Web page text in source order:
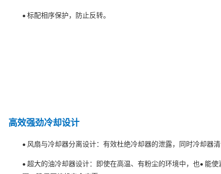
● 标配相序保护，防止反转。
高效强劲冷却设计
● 风扇与冷却器分离设计：有效杜绝冷却器的泄露，同时冷却器
● 超大的油冷却器设计：即使在高温、有粉尘的环境中，也● 能使